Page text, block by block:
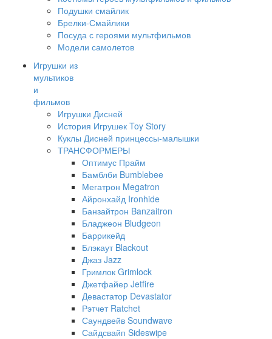
Подушки смайлик
Брелки-Смайлики
Посуда с героями мультфильмов
Модели самолетов
Игрушки из
мультиков
и
фильмов
Игрушки Дисней
История Игрушек Toy Story
Куклы Дисней принцессы-малышки
ТРАНСФОРМЕРЫ
Оптимус Прайм
Бамблби Bumblebee
Мегатрон Megatron
Айронхайд Ironhide
Банзайтрон Banzaitron
Бладжеон Bludgeon
Баррикейд
Блэкаут Blackout
Джаз Jazz
Гримлок Grimlock
Джетфайер Jetfire
Девастатор Devastator
Рэтчет Ratchet
Саундвейв Soundwave
Сайдсвайп Sideswipe